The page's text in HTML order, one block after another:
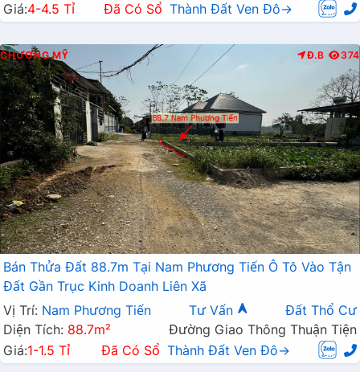
Giá:4-4.5 Tỉ Đã Có Sổ Thành Đất Ven Đô→
CHƯƠNG MỸ Đ.B 374
Bán Thửa Đất 88.7m Tại Nam Phương Tiến Ô Tô Vào Tận
Đất Gần Trục Kinh Doanh Liên Xã
Vị Trí: Nam Phương Tiến Tư Vấn
Đất Thổ Cư
Diện Tích: 88.7m²
Đường Giao Thông Thuận Tiện
Giá:1-1.5 Tỉ Đã Có Sổ Thành Đất Ven Đô→